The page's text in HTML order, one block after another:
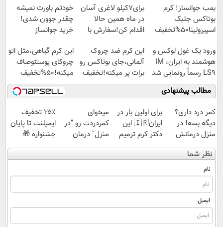
بمب جوانساز! کرم
بوتاکس جلبک
اسپیرولینا50%تخفیف
برای7کیلو لاغری آسان
در ماه همین حالا
اقدام کن!سفارش با
خودتم باورت نمیشه
چقدر جوون شدی!
خرید جوانساز
ویژه
ورود یک غول لوکس و
هوشمند به ایران، IM
LS9 رسماً رونمایی شد
این کرم ضد چروک
آلمانی،جای بوتاکس رو
برات پر میکنه!تخفیف
تا امشب
این کرم گیاهی،مثل اتو
چروکای پوستتوصاف
میکنه!50%تخفیف
مطالب پیشنهادی
کمر درد داری؟
دیگه بسه! در
منزل درمانش
کن
(◀پرسش‌نامه)
برای اولین بار در
ایران🇮🇷 این
دکتر کرم ترمیم
کننده 23 روزه
ساخت!
میخوای
کمردردت رو "در
منزل" درمان
کنی؟ (◂فیلم +
◂پرسش‌نامه)
۲۵٪ تخفیف
ایمپلنت تا پایان
جشنواره 🎁
نظر شما
نام
ایمیل